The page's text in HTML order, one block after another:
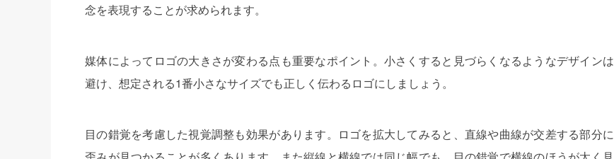
念を表現することが求められます。
媒体によってロゴの大きさが変わる点も重要なポイント。小さくすると見づらくなるようなデザインは
避け、想定される1番小さなサイズでも正しく伝わるロゴにしましょう。
目の錯覚を考慮した視覚調整も効果があります。ロゴを拡大してみると、直線や曲線が交差する部分に